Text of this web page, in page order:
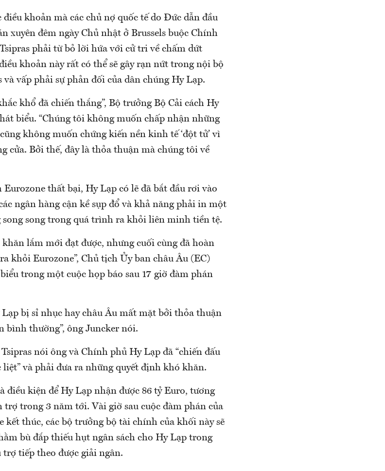
điều khoản mà các chủ nợ quốc tế do Đức dẫn đầu
xuyên đêm ngày Chủ nhật ở Brussels buộc Chính
phải từ bỏ lời hứa với cử tri về chấm dứt
khoản này rất có thể sẽ gây rạn nứt trong nội bộ
vấp phải sự phản đối của dân chúng Hy Lạp.
khổ đã chiến thắng”, Bộ trưởng Bộ Cải cách Hy
biểu. “Chúng tôi không muốn chấp nhận những
không muốn chứng kiến nền kinh tế ‘đột tử’ vì
cửa. Bởi thế, đây là thỏa thuận mà chúng tôi về
thất bại, Hy Lạp có lẽ đã bắt đầu rơi vào
ngân hàng cận kề sụp đổ và khả năng phải in một
song song trong quá trình ra khỏi liên minh tiền tệ.
lắm mới đạt được, nhưng cuối cùng đã hoàn
khỏi Eurozone”, Chủ tịch Ủy ban châu Âu (EC)
trong một cuộc họp báo sau 17 giờ đàm phán
bị sỉ nhục hay châu Âu mất mặt bởi thỏa thuận
bình thường”, ông Juncker nói.
nói ông và Chính phủ Hy Lạp đã “chiến đấu
và phải đưa ra những quyết định khó khăn.
điều kiện để Hy Lạp nhận được 86 tỷ Euro, tương
trợ trong 3 năm tới. Vài giờ sau cuộc đàm phán của
kết thúc, các bộ trưởng bộ tài chính của khối này sẽ
bù đắp thiếu hụt ngân sách cho Hy Lạp trong
tiếp theo được giải ngân.